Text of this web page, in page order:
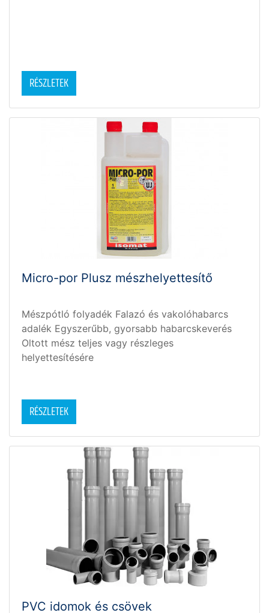
RÉSZLETEK
Micro-por Plusz mészhelyettesítő
Mészpótló folyadék Falazó és vakolóhabarcs
adalék Egyszerűbb, gyorsabb habarcskeverés
Oltott mész teljes vagy részleges
helyettesítésére
RÉSZLETEK
PVC idomok és csövek